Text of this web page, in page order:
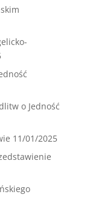
o Jedność
11/01/2025